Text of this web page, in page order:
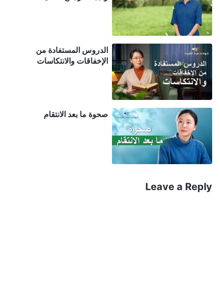
تبتلع كل كلمة ترغب في قولها. عندما يكون هناك شيء تريد
أن تقوله وقد قلَّبته في قلبك لفترة طويلة، فإنك تتراجع ولا
تجرؤ على قوله، أو تشعر بالحرَج من قوله، معتقدًا أنه لا
ينبغي عليك فعل ذلك، وإذا قلته فإنك تَشعُر كما لو كنت قد
كسرتَ قاعدة ما أو انتهكتَ القانون. وعندما تعبِّر يومًا ما
عن وجهة نظرك بفعالية، ستشعر في أعماقك بالاضطراب
وعدم الارتياح بشكل لا يُضاهى. رغم أنَّ هذا الشعور بعدم
الارتياح الكبير يتلاشى تدريجيًّا، فشعورك بالدونيَّة يخنق
ببطء الأفكار والمقاصد والخطط التي لديك لرغبتك في
التحدث، ورغبتك في التعبير عن آرائك الخاصة، ورغبتك في
أن تكون شخصًا عاديًا، ورغبتك في أن تكون مثل أي شخص
قليل الكلام، وذو خُلُق وهادئ وخجول، وشخص لا يحب أن
الدروس المستفادة من
الإخفاقات والانتكاسات
صحوة ما بعد الانتقام
Leave a Reply